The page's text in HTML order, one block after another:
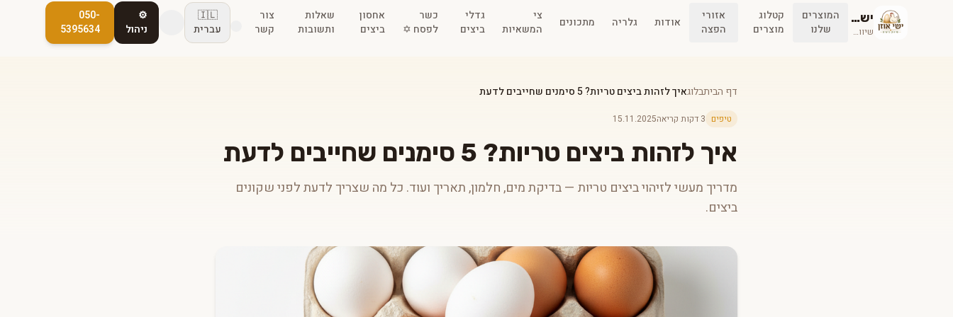
ישי אוזן
שיווק ביצים
המוצרים
שלנו
קטלוג
מוצרים
אזורי
הפצה
אודות גלריה מתכונים
צי
המשאיות
גדלי
ביצים
כשר
לפסח ✡️
אחסון
ביצים
שאלות
ותשובות
צור
קשר
🇮🇱
עברית
⚙️
ניהול
050-
5395634
דף הביתבלוגאיך לזהות ביצים טריות? 5 סימנים שחייבים לדעת
טיפים 3 דקות קריאה 15.11.2025
איך לזהות ביצים טריות? 5 סימנים שחייבים לדעת
מדריך מעשי לזיהוי ביצים טריות — בדיקת מים, חלמון, תאריך ועוד. כל מה שצריך לדעת לפני שקונים
ביצים.